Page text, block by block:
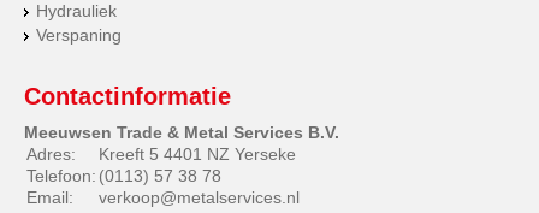
Hydrauliek
Verspaning
Contactinformatie
Meeuwsen Trade & Metal Services B.V.
Adres:
Kreeft 5 4401 NZ Yerseke
Telefoon: (0113) 57 38 78
Email:
verkoop@metalservices.nl